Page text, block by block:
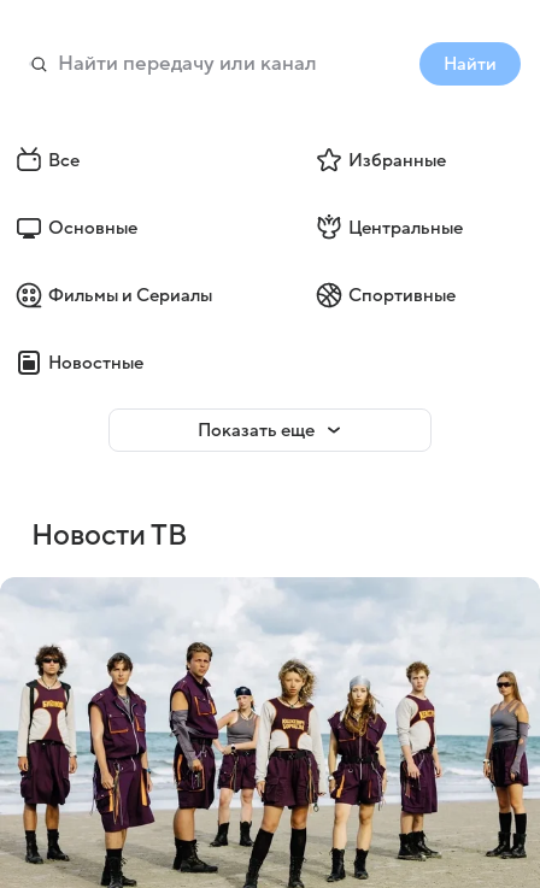
Найти
Все Избранные
Основные Центральные
Фильмы и Сериалы Спортивные
Новостные
Показать еще
Новости ТВ